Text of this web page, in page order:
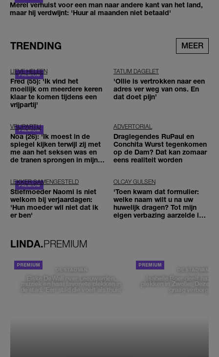
Merel verhuist voor een man naar andere kant van het land,
maar hij verdwijnt: 'Huur al maanden niet betaald'
TRENDING MEER
LIEVE HELEEN
Fred (55): 'Ik vind het
moeilijk om meerdere keren
klaar te komen tijdens een
vrijpartij'
TATUM DAGELET
'Ollie is vertrokken naar een
adres ver weg van ons. En
dat doet pijn’
VRIJPARTIJ
Noa (26): 'Ik moest in de
spiegel kijken terwijl zij met
me aan het seksen was en
de tranen sprongen in mijn
ADVERTORIAL
Draglegendes RuPaul en
Conchita Wurst tegenkomen
op de Dam? Dat kan zomaar
eens realiteit worden
LEKKER SAMENGESTELD
Stiefmoeder Naomi is niet
welkom bij verjaardagen:
'Hun moeder wil niet dat ik
er ben'
OLCAY GULSEN
'Toen kwam dat formulier:
welke naam wilt u na uw
huwelijk dragen? Tot mijn
eigen verbazing aarzelde ik
LINDA.PREMIUM
DE STAD VAN
Elske DeWall over Leeuwarden,
muziek en haar favoriete plekken in
de stad: 'Een stad die voelt als thuis'
DE STAD VAN
Isabelle Boer deelt haar
plekken in Zwolle: 'Deze
graag verborgen'